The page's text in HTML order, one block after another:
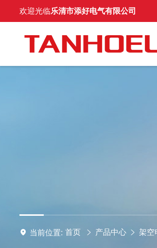
欢迎光临乐清市添好电气有限公司
当前位置: 首页 产品中心 架空